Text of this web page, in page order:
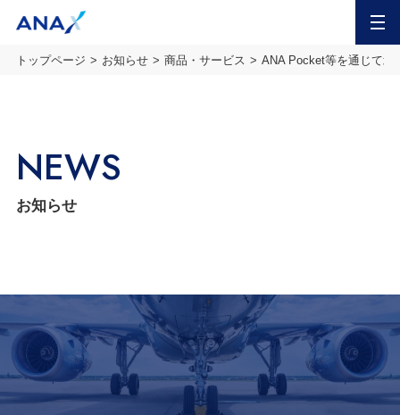
トップページ お知らせ 商品・サービス ANA Pocket等を通じて北
NEWS
お知らせ